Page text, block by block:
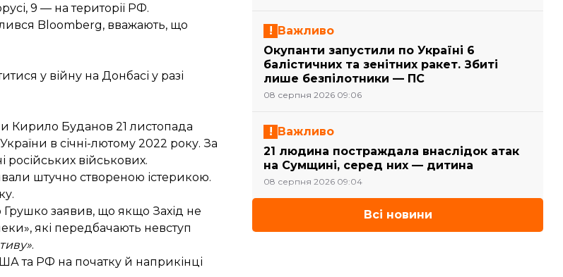
9 — на території РФ.
Bloomberg, вважають, що
у війну на Донбасі у разі
Кирило Буданов 21 листопада
в січні-лютому 2022 року. За
військових.
штучно створеною істерикою.
Грушко заявив, що якщо Захід не
які передбачають невступ
.
та РФ на початку й наприкінці
Важливо
Окупанти запустили по Україні 6
балістичних та зенітних ракет. Збиті
лише безпілотники — ПС
08 серпня 2026 09:06
Важливо
21 людина постраждала внаслідок атак
на Сумщині, серед них — дитина
08 серпня 2026 09:04
Всі новини